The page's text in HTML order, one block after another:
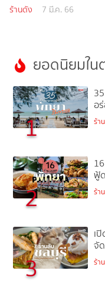
ร้านดัง 7 มี.ค. 66
ยอดนิยมใ
1
อ
ร้า
2
ฟู้
ร้า
3
เ
จั
ร้า